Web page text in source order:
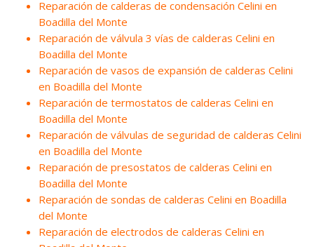
Reparación de calderas de condensación Celini en
Boadilla del Monte
Reparación de válvula 3 vías de calderas Celini en
Boadilla del Monte
Reparación de vasos de expansión de calderas Celini
en Boadilla del Monte
Reparación de termostatos de calderas Celini en
Boadilla del Monte
Reparación de válvulas de seguridad de calderas Celini
en Boadilla del Monte
Reparación de presostatos de calderas Celini en
Boadilla del Monte
Reparación de sondas de calderas Celini en Boadilla
del Monte
Reparación de electrodos de calderas Celini en